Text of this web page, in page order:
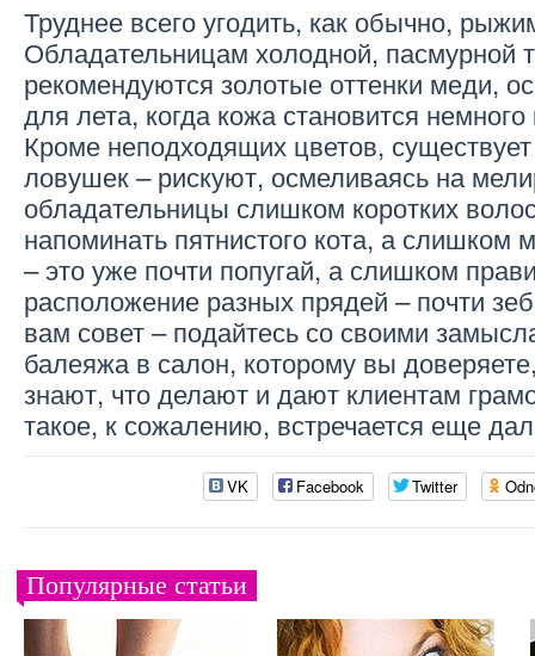
Труднее всего угодить, как обычно,
Обладательницам холодной, пасмурной
рекомендуются золотые оттенки меди,
для лета, когда кожа становится
Кроме неподходящих цветов,
ловушек – рискуют, осмеливаясь на
обладательницы слишком коротких
напоминать пятнистого кота, а слишком
– это уже почти попугай, а слишком
расположение разных прядей – почти
вам совет – подайтесь со своими
балеяжа в салон, которому вы
знают, что делают и дают клиентам
такое, к сожалению, встречается еще
VK Facebook Twitter
Популярные статьи